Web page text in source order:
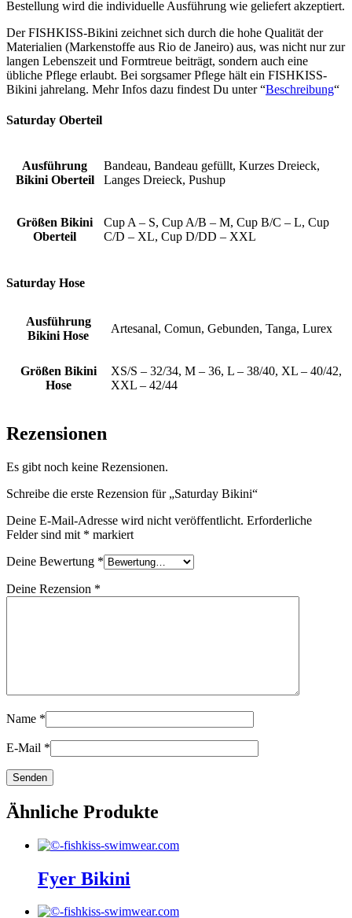
Bestellung wird die individuelle Ausführung wie geliefert akzeptiert.
Der FISHKISS-Bikini zeichnet sich durch die hohe Qualität der
Materialien (Markenstoffe aus Rio de Janeiro) aus, was nicht nur zur
langen Lebenszeit und Formtreue beiträgt, sondern auch eine
übliche Pflege erlaubt. Bei sorgsamer Pflege hält ein FISHKISS-
Bikini jahrelang. Mehr Infos dazu findest Du unter “Beschreibung“
Saturday Oberteil
Ausführung
Bikini Oberteil
Bandeau, Bandeau gefüllt, Kurzes Dreieck,
Langes Dreieck, Pushup
Größen Bikini
Oberteil
Cup A – S, Cup A/B – M, Cup B/C – L, Cup
C/D – XL, Cup D/DD – XXL
Saturday Hose
Ausführung
Bikini Hose
Artesanal, Comun, Gebunden, Tanga, Lurex
Größen Bikini
Hose
XS/S – 32/34, M – 36, L – 38/40, XL – 40/42,
XXL – 42/44
Rezensionen
Es gibt noch keine Rezensionen.
Schreibe die erste Rezension für „Saturday Bikini“
Deine E-Mail-Adresse wird nicht veröffentlicht. Erforderliche
Felder sind mit * markiert
Deine Bewertung *
Deine Rezension *
Name *
E-Mail *
Ähnliche Produkte
Fyer Bikini